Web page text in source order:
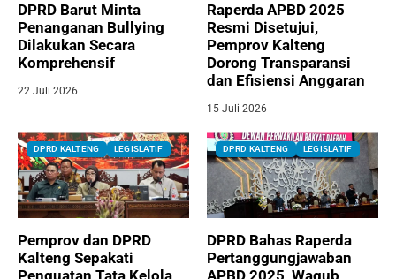
DPRD Barut Minta
Penanganan Bullying
Dilakukan Secara
Komprehensif
22 Juli 2026
Raperda APBD 2025
Resmi Disetujui,
Pemprov Kalteng
Dorong Transparansi
dan Efisiensi Anggaran
15 Juli 2026
DPRD KALTENG LEGISLATIF
Pemprov dan DPRD
Kalteng Sepakati
DPRD KALTENG LEGISLATIF
DPRD Bahas Raperda
Pertanggungjawaban